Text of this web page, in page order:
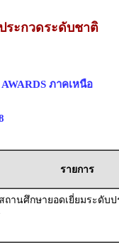
ระกวดระดับชาติ
ภาคเหนือ
รายการ
ถานศึกษายอดเยี่ยมระดับ